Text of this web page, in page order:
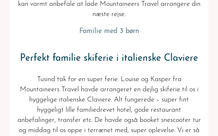
kan varmt anbefale at lade Mountaineers Travel arrangere din
næste rejse.
Familie med 3 børn
Perfekt familie skiferie i italienske Claviere
Tusind tak for en super ferie. Louise og Kasper fra
Mountaineers Travel havde arrangeret en dejlig skiferie til os i
hyggelige italienske Claviere. Alt fungerede – super fint
hyggeligt lille familiedrevet hotel, gode restaurant
anbefalinger, transfer etc. De havde også booket snescooter tur
og middag til os oppe i terrænet med, super oplevelse. Vi er så